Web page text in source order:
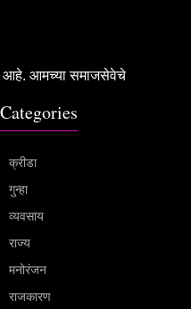
आहे. आमच्या समाजसेवेचे
Categories
क्रीडा
गुन्हा
व्यवसाय
राज्य
मनोरंजन
राजकारण